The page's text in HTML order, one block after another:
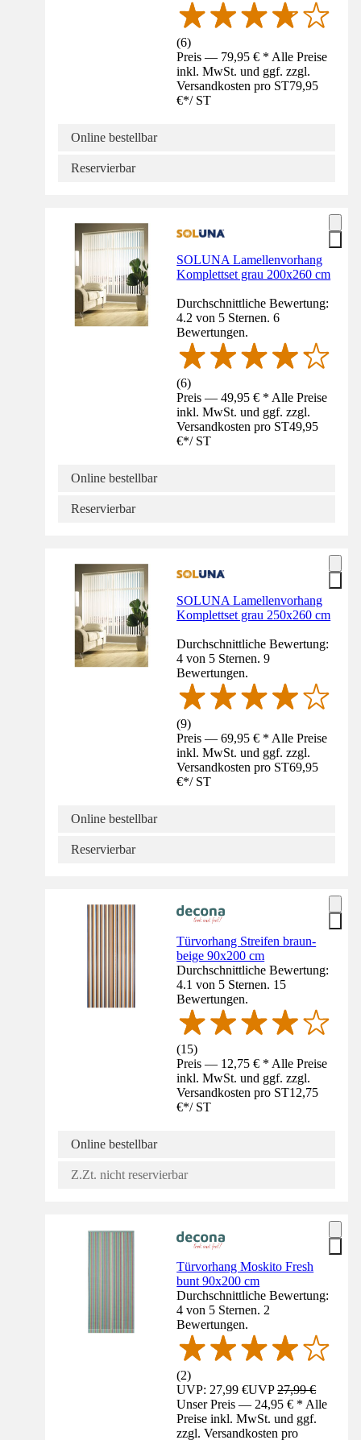
(6)
Preis — 79,95 € * Alle Preise
inkl. MwSt. und ggf. zzgl.
Versandkosten pro ST79,95
€*/ ST
Online bestellbar
Reservierbar
SOLUNA Lamellenvorhang
Komplettset grau 200x260 cm
Durchschnittliche Bewertung:
4.2 von 5 Sternen. 6
Bewertungen.
(6)
Preis — 49,95 € * Alle Preise
inkl. MwSt. und ggf. zzgl.
Versandkosten pro ST49,95
€*/ ST
Online bestellbar
Reservierbar
SOLUNA Lamellenvorhang
Komplettset grau 250x260 cm
Durchschnittliche Bewertung:
4 von 5 Sternen. 9
Bewertungen.
(9)
Preis — 69,95 € * Alle Preise
inkl. MwSt. und ggf. zzgl.
Versandkosten pro ST69,95
€*/ ST
Online bestellbar
Reservierbar
Türvorhang Streifen braun-
beige 90x200 cm
Durchschnittliche Bewertung:
4.1 von 5 Sternen. 15
Bewertungen.
(15)
Preis — 12,75 € * Alle Preise
inkl. MwSt. und ggf. zzgl.
Versandkosten pro ST12,75
€*/ ST
Online bestellbar
Z.Zt. nicht reservierbar
Türvorhang Moskito Fresh
bunt 90x200 cm
Durchschnittliche Bewertung:
4 von 5 Sternen. 2
Bewertungen.
(2)
UVP: 27,99 €UVP27,99 €
Unser Preis — 24,95 € * Alle
Preise inkl. MwSt. und ggf.
zzgl. Versandkosten pro